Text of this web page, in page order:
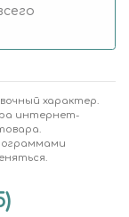
характер.
интернет-